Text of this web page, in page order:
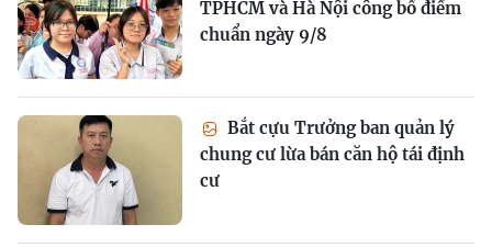
TPHCM và Hà Nội công bố điểm
chuẩn ngày 9/8
Bắt cựu Trưởng ban quản lý
chung cư lừa bán căn hộ tái định
cư